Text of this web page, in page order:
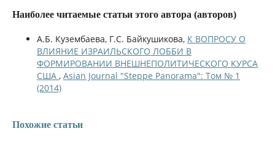
Наиболее читаемые статьи этого автора (авторов)
А.Б. Кузембаева, Г.С. Байкушикова, К ВОПРОСУ О
ВЛИЯНИЕ ИЗРАИЛЬСКОГО ЛОББИ В
ФОРМИРОВАНИИ ВНЕШНЕПОЛИТИЧЕСКОГО КУРСА
США , Asian Journal "Steppe Panorama": Том № 1
(2014)
Похожие статьи